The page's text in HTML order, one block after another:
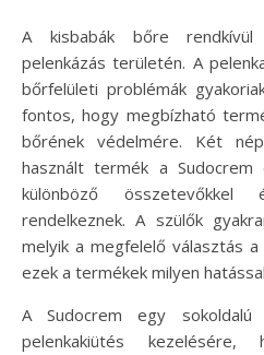
A kisbabák bőre rendkívül érzékeny, különösen a
pelenkázás területén. A
bőrfelületi problémák
fontos, hogy megbízható
bőrének védelmére. Két
használt termék a
különböző összetevőkkel
rendelkeznek. A szülők
melyik a megfelelő választás
ezek a termékek milyen
A Sudocrem egy sokoldalú
pelenkakiütés kezelésére,